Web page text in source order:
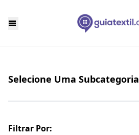
Selecione Uma Subcategoria
Filtrar Por: